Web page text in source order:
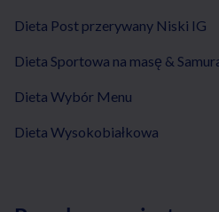
Dieta Post przerywany Niski IG
Dieta Sportowa na masę &
Dieta Wybór Menu
Dieta Wysokobiałkowa